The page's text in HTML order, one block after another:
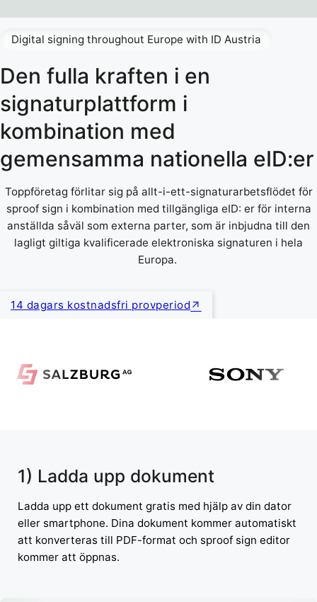
Den fulla kraften i en
signaturplattform i
kombination med
gemensamma nationella eID:er
Toppföretag förlitar sig på allt-i-ett-signaturarbetsflödet för
sproof sign i kombination med tillgängliga eID: er för interna
anställda såväl som externa parter, som är inbjudna till den
lagligt giltiga kvalificerade elektroniska signaturen i hela
Europa.
Digital signing throughout Europe with ID Austria
14 dagars kostnadsfri provperiod
1) Ladda upp dokument
Ladda upp ett dokument gratis med hjälp av din dator
eller smartphone. Dina dokument kommer automatiskt
att konverteras till PDF-format och sproof sign editor
kommer att öppnas.